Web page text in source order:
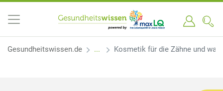
Gesundheitswissen.de Kosmetik für die Zähne und